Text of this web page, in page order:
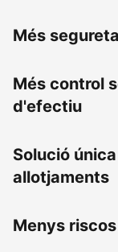
Més
Més control
d'efectiu
Solució
allotjaments
Menys riscos